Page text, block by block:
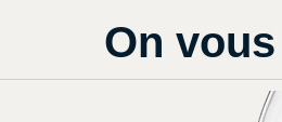
On